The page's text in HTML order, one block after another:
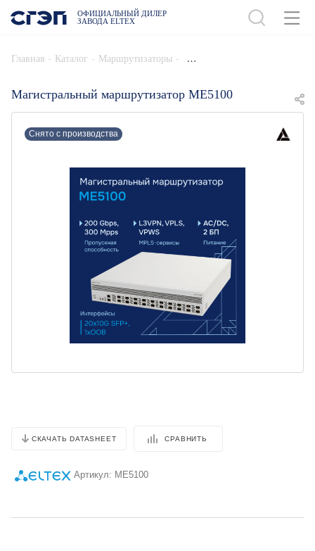
ОФИЦИАЛЬНЫЙ ДИЛЕР
ЗАВОДА ELTEX
Главная - Каталог - Маршрутизаторы -
Магистральный маршрутизатор ME5100
Снято с производства
СКАЧАТЬ DATASHEET СРАВНИТЬ
Артикул: ME5100